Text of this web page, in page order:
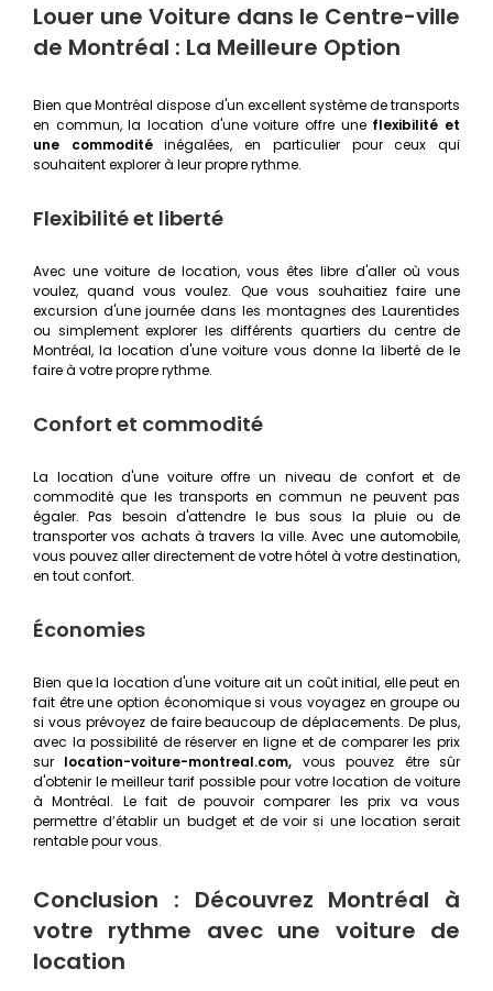
Louer une Voiture dans le Centre-ville
de Montréal : La Meilleure Option
Bien que Montréal dispose d'un excellent système de transports
en commun, la location d'une voiture offre une flexibilité et
une commoditéinégalées, en particulier pour ceux qui
souhaitent explorer à leur propre rythme.
Flexibilité et liberté
Avec une voiture de location, vous êtes libre d'aller où vous
voulez, quand vous voulez. Que vous souhaitiez faire une
excursion d'une journée dans les montagnes des Laurentides
ou simplement explorer les différents quartiers du centre de
Montréal, la location d'une voiture vous donne la liberté de le
faire à votre propre rythme.
Confort et commodité
La location d'une voiture offre un niveau de confort et de
commodité que les transports en commun ne peuvent pas
égaler. Pas besoin d'attendre le bus sous la pluie ou de
transporter vos achats à travers la ville. Avec une automobile,
vous pouvez aller directement de votre hôtel à votre destination,
en tout confort.
Économies
Bien que la location d'une voiture ait un coût initial, elle peut en
fait être une option économique si vous voyagez en groupe ou
si vous prévoyez de faire beaucoup de déplacements. De plus,
avec la possibilité de réserver en ligne et de comparer les prix
sur location-voiture-montreal.com, vous pouvez être sûr
d'obtenir le meilleur tarif possible pour votre location de voiture
à Montréal. Le fait de pouvoir comparer les prix va vous
permettre d’établir un budget et de voir si une location serait
rentable pour vous.
Conclusion : Découvrez Montréal à
votre rythme avec une voiture de
location